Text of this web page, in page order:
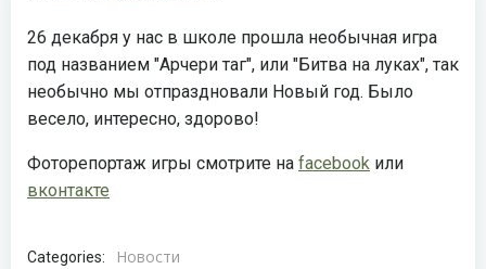
26 декабря у нас в школе прошла необычная игра
под названием "Арчери таг", или "Битва на луках", так
необычно мы отпраздновали Новый год. Было
весело, интересно, здорово!
Фоторепортаж игры смотрите на facebook или
вконтакте
Categories: Новости